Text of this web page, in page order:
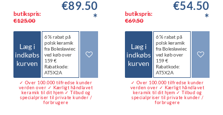
butikspris:
€125.00
€89.50
*
Læg i
indkøbs
kurven
6 % rabat på
polsk keramik
fra Bolesławiec
ved køb over
159 €
Rabatkode:
AT5X2A
✓ Over 100.000 tilfredse kunder
verden over ✓ Kærligt håndlavet
keramik til dit hjem ✓ Tilbud og
specialpriser til private kunder /
forbrugere
butikspris:
€69.50
€54.50
*
Læg i
indkøbs
kurven
6 % rabat på
polsk keramik
fra Bolesławiec
ved køb over
159 €
Rabatkode:
AT5X2A
✓ Over 100.000 tilfredse kunder
verden over ✓ Kærligt håndlavet
keramik til dit hjem ✓ Tilbud og
specialpriser til private kunder /
forbrugere